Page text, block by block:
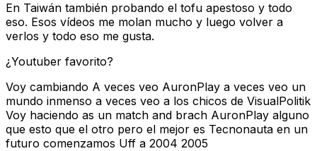
En Taiwán también probando el tofu apestoso y todo
eso. Esos vídeos me molan mucho y luego volver a
verlos y todo eso me gusta.
¿Youtuber favorito?
Voy cambiando A veces veo AuronPlay a veces veo un
mundo inmenso a veces veo a los chicos de VisualPolitik
Voy haciendo as un match and brach AuronPlay alguno
que esto que el otro pero el mejor es Tecnonauta en un
futuro comenzamos Uff a 2004 2005